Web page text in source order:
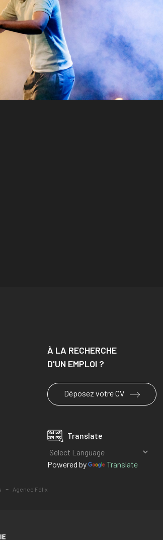
Agrandir
À LA RECHERCHE
D'UN EMPLOI ?
Déposez votre CV
Translate
Powered by Translate
- Agence Félix